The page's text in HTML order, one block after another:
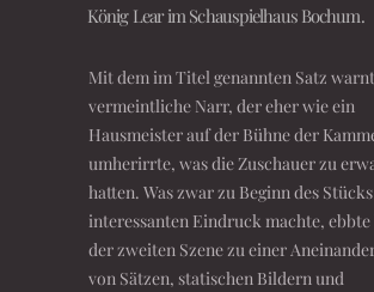
König Lear im Schauspielhaus Bochum.
Mit dem im Titel genannten Satz
vermeintliche Narr, der eher wie ein
Hausmeister auf der Bühne der
umherirrte, was die Zuschauer zu
hatten. Was zwar zu Beginn des
interessanten Eindruck machte,
der zweiten Szene zu einer
von Sätzen, statischen Bildern und